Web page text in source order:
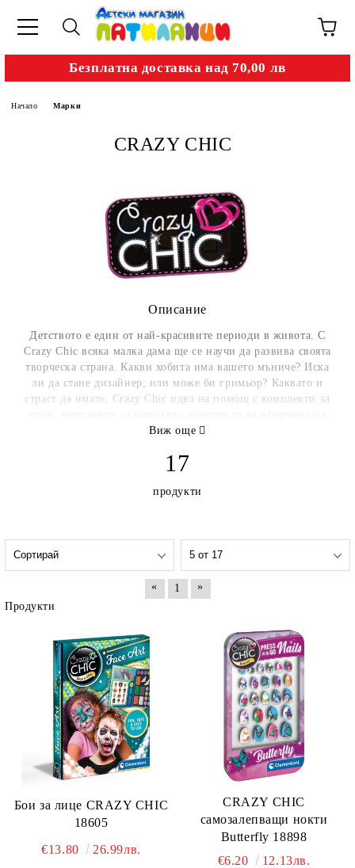
Безплатна доставка над 70,00 лв
Начало Марки
CRAZY CHIC
Описание
Детството е един от най-красивите периоди в живота. С
Crazy Chic всяка малка дама ще се научи да развива своята
творческа страна. Какви хобита има вашето мъниче? Иска
ли да стане дизайнер, или може би гримьор? Каквато и
страст да имате, Crazy Chic идва на помощ с комплекти за
прическа, комплекти за създаване на бижута и много
Виж още
17
продукти
« 1
»
Продукти
Бои за лице CRAZY CHIC
18605
€13.80 26.99лв.
CRAZY CHIC
самозалепващи нокти
Butterfly 18898
€6.20
12.13лв.